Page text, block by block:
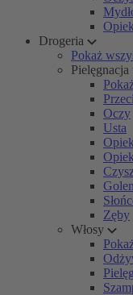
Drogeria
Pokaż
Oczy
Usta
Zęby
Włosy